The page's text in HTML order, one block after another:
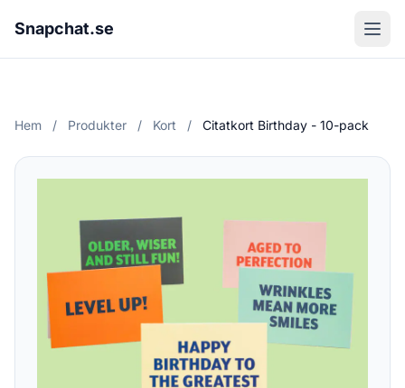
Snapchat.se
Hem / Produkter / Kort / Citatkort Birthday - 10-pack